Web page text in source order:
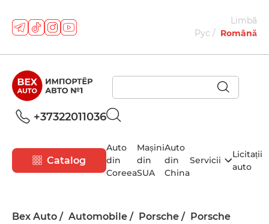
Limbă
Рус
Română
+37322011036
Catalog
Auto
din
Coreea
Mașini
din
SUA
Auto
din
China
Servicii
Licitații
auto
Bex Auto Automobile Porsche
Porsche